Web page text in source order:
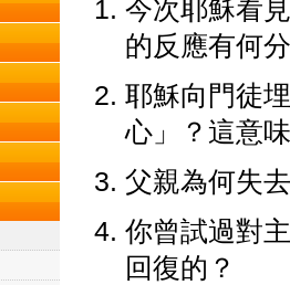
今次耶穌看
的反應有何
耶穌向門徒
心」？這意
父親為何失
你曾試過對
回復的？